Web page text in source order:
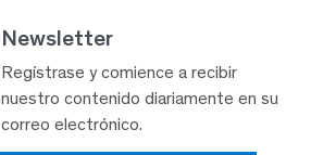
Newsletter
Regístrase y comience a recibir
nuestro contenido diariamente en su
correo electrónico.